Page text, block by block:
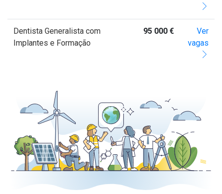
Dentista Generalista com
Implantes e Formação
95 000 €
Ver
vagas